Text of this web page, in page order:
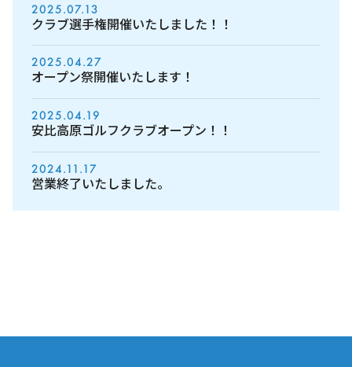
2025.07.13
クラブ選手権開催いたしました！！
2025.04.27
オープン祭開催いたします！
2025.04.19
安比高原ゴルフクラブオープン！！
2024.11.17
営業終了いたしました。